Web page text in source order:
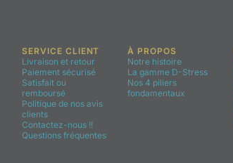
SERVICE CLIENT
Livraison et retour
Paiement sécurisé
Satisfait ou
remboursé
Politique de nos avis
clients
Contactez-nous !!
Questions fréquentes
À PROPOS
Notre histoire
La gamme D-Stress
Nos 4 piliers
fondamentaux